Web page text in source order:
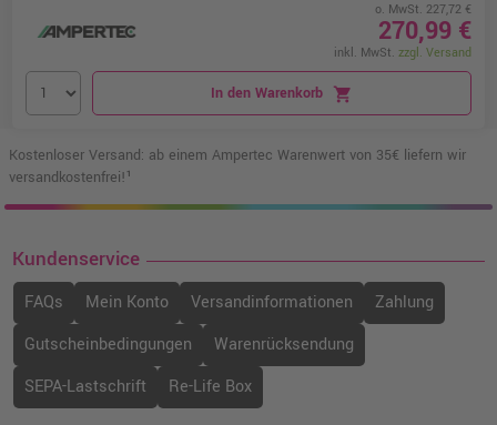
o. MwSt. 227,72 €
270,99 €
inkl. MwSt. zzgl. Versand
In den Warenkorb shopping_cart
Kostenloser Versand: ab einem Ampertec Warenwert von 35€ liefern wir
versandkostenfrei!¹
Kundenservice
FAQs Mein Konto Versandinformationen
Zahlung
Gutscheinbedingungen
Warenrücksendung
SEPA-Lastschrift
Re-Life Box